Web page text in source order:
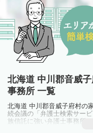
北海道 中川郡音威
事務所 一覧
北海道 中川郡音威子府村の
続会議の「弁護士検索サー
族信託に強い弁護士事務所
ルやお悩みを抱えている方